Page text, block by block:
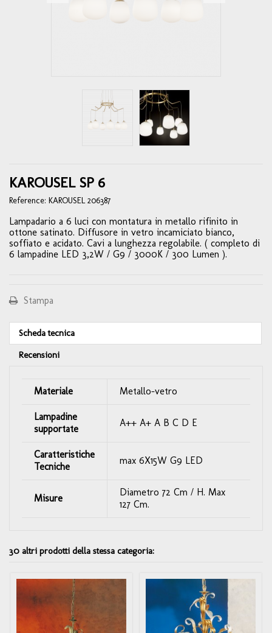
KAROUSEL SP 6
Reference: KAROUSEL 206387
Lampadario a 6 luci con montatura in metallo rifinito in
ottone satinato. Diffusore in vetro incamiciato bianco,
soffiato e acidato. Cavi a lunghezza regolabile. ( completo di
6 lampadine LED 3,2W / G9 / 3000K / 300 Lumen ).
Stampa
Scheda tecnica
Recensioni
Materiale Metallo-vetro
Lampadine
supportate
A++ A+ A B C D E
Caratteristiche
Tecniche
max 6X15W G9 LED
Misure
Diametro 72 Cm / H. Max
127 Cm.
30 altri prodotti della stessa categoria: